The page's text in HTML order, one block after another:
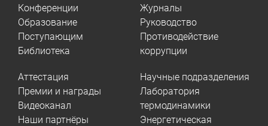
Конференции
Образование
Поступающим
Библиотека
Журналы
Руководство
Противодействие
коррупции
Аттестация
Премии и награды
Видеоканал
Наши партнёры
Научные подразделения
Лаборатория
термодинамики
Энергетическая